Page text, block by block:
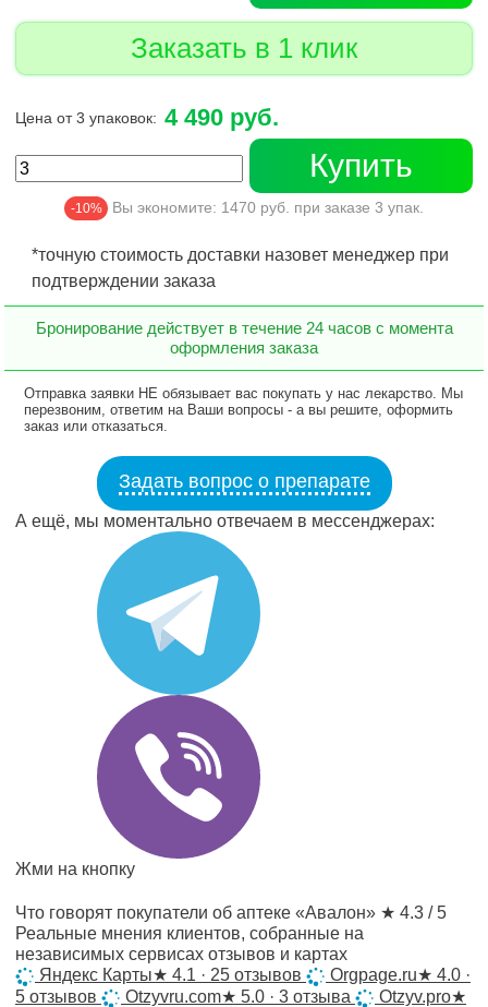
Заказать в 1 клик
Цена от 3 упаковок: 4 490 руб.
Купить
-10% Вы экономите: 1470 руб. при заказе 3 упак.
*точную стоимость доставки назовет менеджер при
подтверждении заказа
Бронирование действует в течение 24 часов с момента
оформления заказа
Отправка заявки НЕ обязывает вас покупать у нас лекарство. Мы
перезвоним, ответим на Ваши вопросы - а вы решите, оформить
заказ или отказаться.
Задать вопрос о препарате
А ещё, мы моментально отвечаем в мессенджерах:
Жми на кнопку
Что говорят покупатели об аптеке «Авалон» ★ 4.3 / 5
Реальные мнения клиентов, собранные на
независимых сервисах отзывов и картах
Яндекс Карты★ 4.1 · 25 отзывов Orgpage.ru★ 4.0 ·
5 отзывов
Otzyvru.com★ 5.0 · 3 отзыва Otzyv.pro★